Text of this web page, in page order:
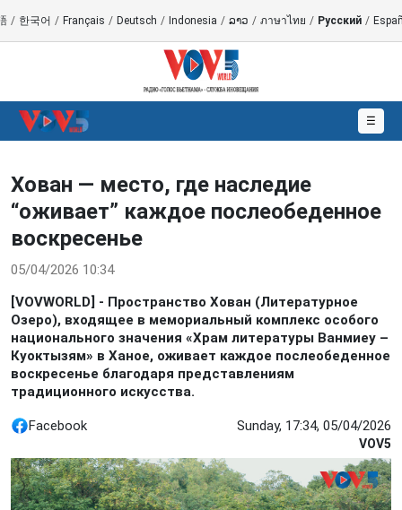
/ 한국어 / Français / Deutsch / Indonesia / ລາວ / ภาษาไทย / Русский /
☰
Хован — место, где наследие
“оживает” каждое послеобеденное
воскресенье
05/04/2026 10:34
[VOVWORLD] - Пространство Хован (Литературное
Озеро), входящее в мемориальный комплекс особого
национального значения «Храм литературы Ванмиеу –
Куоктызям» в Ханое, оживает каждое послеобеденное
воскресенье благодаря представлениям
традиционного искусства.
Facebook Sunday, 17:34, 05/04/2026
VOV5